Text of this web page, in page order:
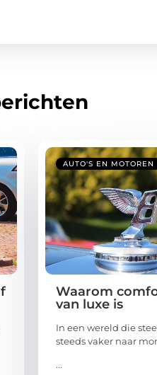
AUTO'S EN MOTOREN
Waarom
van luxe is
In een wereld die
steeds vaker naar
...